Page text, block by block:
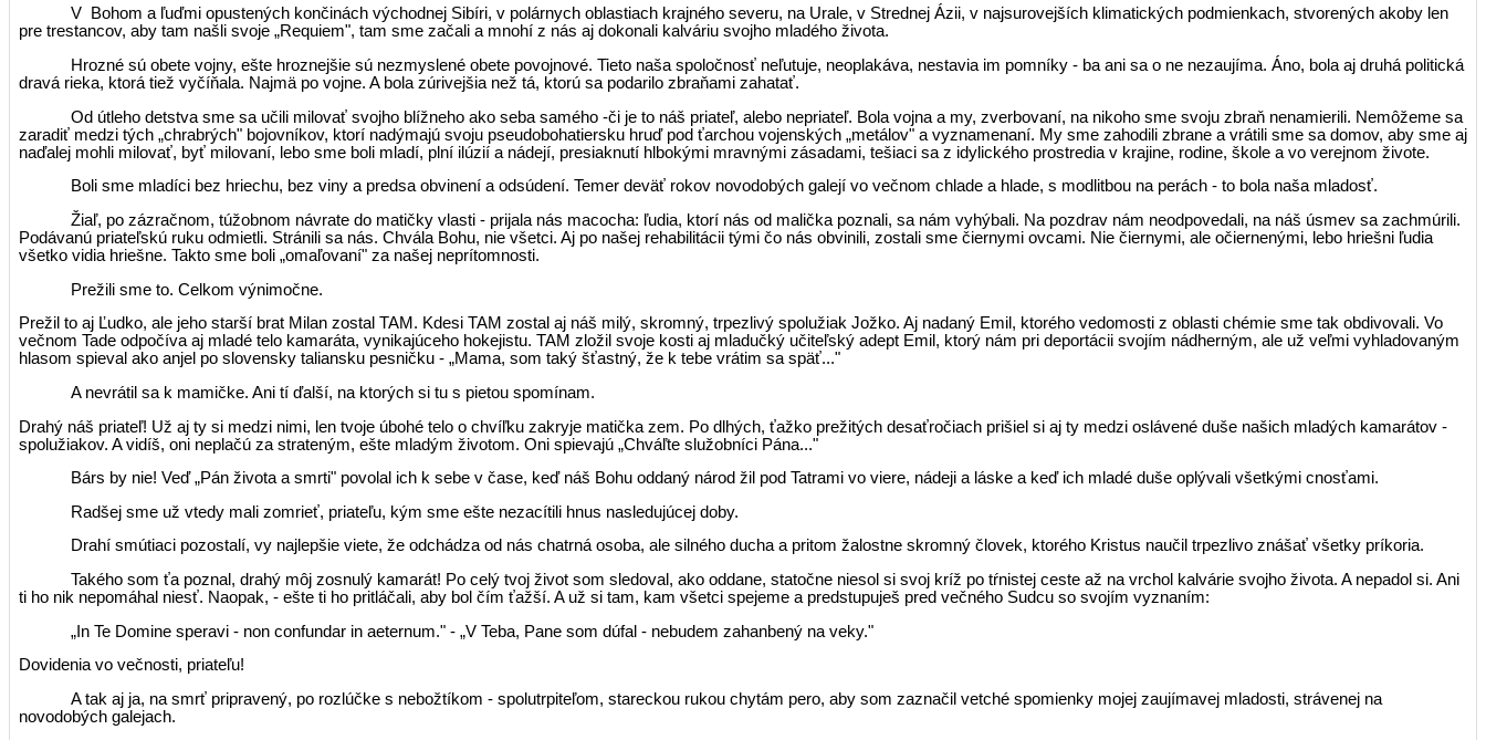
V
Bohom a ľuďmi opustených končinách východnej Sibíri, v polárnych oblastiach krajného severu, na Urale, v Strednej Ázii, v najsurovejších klima­tických podmienkach, stvorených akoby len
pre trestancov, aby tam našli svoje „Requiem", tam sme začali a mnohí z nás aj dokonali kalváriu svojho mladého života.
Hrozné sú obete vojny, ešte hroznejšie sú nezmyslené obete povojnové. Tieto naša spoločnosť neľutuje, neoplakáva, nestavia im pomníky - ba ani sa o ne nezaujíma. Áno, bola aj druhá politická
dravá rieka, ktorá tiež vyčíňala. Najmä po vojne. A bola zúrivejšia než tá, ktorú sa podarilo zbraňami zahatať.
Od útleho detstva sme sa učili milovať svojho blížneho ako seba samého -či je to náš priateľ, alebo nepriateľ. Bola vojna a my, zverbovaní, na nikoho sme svoju zbraň nenamierili. Nemôžeme sa
zaradiť medzi tých „chrabrých" bojovníkov, ktorí nadýmajú svoju pseudobohatiersku hruď pod ťar­chou vojenských „metálov" a vyznamenaní. My sme zahodili zbrane a vrátili sme sa domov, aby sme aj
naďalej mohli milovať, byť milovaní, lebo sme boli mladí, plní ilúzií a nádejí, presiaknutí hlbokými mravnými zásadami, tešiaci sa z idylického prostredia v krajine, rodine, škole a vo verejnom živote.
Boli sme mladíci bez hriechu, bez viny a predsa obvinení a odsúdení. Temer deväť rokov novodobých galejí vo večnom chlade a hlade, s modlit­bou na perách - to bola naša mladosť.
Žiaľ, po zázračnom, túžobnom návrate do matičky vlasti - prijala nás macocha: ľudia, ktorí nás od malička poznali, sa nám vyhýbali. Na pozdrav nám neodpovedali, na náš úsmev sa zachmúrili.
Podávanú priateľskú ruku odmietli. Stránili sa nás. Chvála Bohu, nie všetci. Aj po našej rehabilitácii tými čo nás obvinili, zostali sme čiernymi ovcami. Nie čiernymi, ale očiernenými, lebo hriešni ľudia
všetko vidia hriešne. Takto sme boli „omaľovaní" za našej neprítomnosti.
Prežili sme to. Celkom výnimočne.
Prežil to aj Ľudko, ale jeho starší brat Milan zostal TAM. Kdesi TAM zostal aj náš milý, skromný, trpezlivý spolužiak Jožko. Aj nadaný Emil, ktorého vedomosti z oblasti chémie sme tak obdivovali. Vo
večnom Tade odpočíva aj mladé telo kamaráta, vynikajúceho hokejistu. TAM zložil svoje kosti aj mladučký učiteľský adept Emil, ktorý nám pri deportácii svojím nádherným, ale už veľmi vyhladovaným
hlasom spieval ako anjel po sloven­sky taliansku pesničku - „Mama, som taký šťastný, že k tebe vrátim sa späť..."
A nevrátil sa k mamičke. Ani tí ďalší, na ktorých si tu s pietou spomínam.
Drahý náš priateľ! Už aj ty si medzi nimi, len tvoje úbohé telo o chvíľku zakryje matička zem. Po dlhých, ťažko prežitých desaťročiach prišiel si aj ty medzi oslávené duše našich mladých kamarátov -
spolužiakov. A vidíš, oni neplačú za strateným, ešte mladým životom. Oni spievajú „Chváľte služobní­ci Pána..."
Bárs by nie! Veď „Pán života a smrti" povolal ich k sebe v čase, keď náš Bohu oddaný národ žil pod Tatrami vo viere, nádeji a láske a keď ich mladé duše oplývali všetkými cnosťami.
Radšej sme už vtedy mali zomrieť, priateľu, kým sme ešte nezacítili hnus nasledujúcej doby.
Drahí smútiaci pozostalí, vy najlepšie viete, že odchádza od nás chatrná osoba, ale silného ducha a pritom žalostne skromný človek, ktorého Kristus naučil trpezlivo znášať všetky príkoria.
Takého som ťa poznal, drahý môj zosnulý kamarát! Po celý tvoj život som sledoval, ako oddane, statočne niesol si svoj kríž po tŕnistej ceste až na vrchol kalvárie svojho života. A nepadol si. Ani
ti ho nik nepomáhal niesť. Naopak, - ešte ti ho pritláčali, aby bol čím ťažší. A už si tam, kam všetci spejeme a predstupuješ pred večného Sudcu so svojím vyznaním:
„In Te Domine speravi - non confundar in aeternum." - „V Teba, Pane som dúfal - nebudem zahanbený na veky."
Dovidenia vo večnosti, priateľu!
A tak aj ja, na smrť pripravený, po rozlúčke s nebožtíkom - spolutrpiteľom, stareckou rukou chytám pero, aby som zaznačil vetché spomienky mojej zaujímavej mladosti, strávenej na
novodobých galejach.